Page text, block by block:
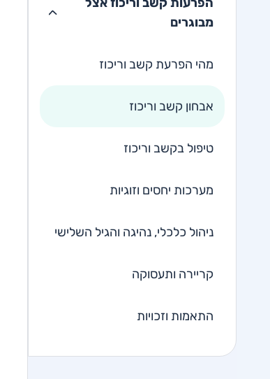
מבוגרים
מהי הפרעת קשב וריכוז
אבחון קשב וריכוז
טיפול בקשב וריכוז
מערכות יחסים וזוגיות
ניהול כלכלי, נהיגה והגיל השלישי
קריירה ותעסוקה
התאמות וזכויות